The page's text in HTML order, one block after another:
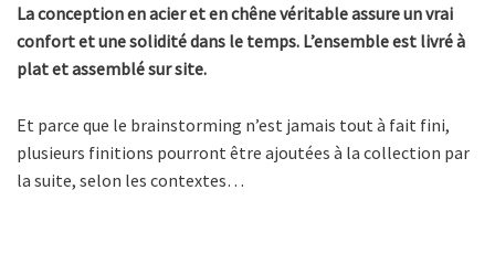
La conception en acier et en chêne véritable assure un vrai
confort et une solidité dans le temps. L’ensemble est livré à
plat et assemblé sur site.
Et parce que le brainstorming n’est jamais tout à fait fini,
plusieurs finitions pourront être ajoutées à la collection par
la suite, selon les contextes…